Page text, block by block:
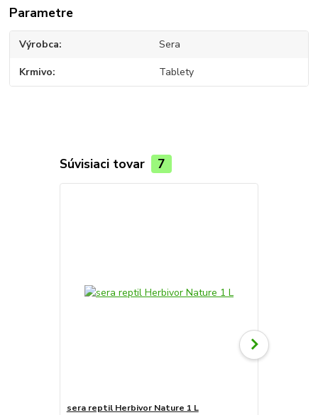
Parametre
Výrobca Sera
Krmivo Tablety
Súvisiaci tovar 7
sera reptil Herbivor Nature 1 L